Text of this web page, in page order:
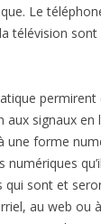
Le
télévision sont
signaux en
une forme
sont et
au web ou